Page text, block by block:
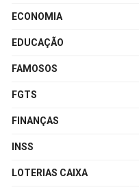
ECONOMIA
EDUCAÇÃO
FAMOSOS
FGTS
FINANÇAS
INSS
LOTERIAS CAIXA